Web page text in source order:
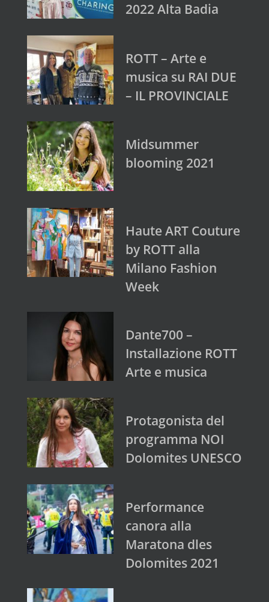
2022 Alta Badia
ROTT – Arte e
musica su RAI DUE
– IL PROVINCIALE
Midsummer
blooming 2021
Haute ART Couture
by ROTT alla
Milano Fashion
Week
Dante700 –
Installazione ROTT
Arte e musica
Protagonista del
programma NOI
Dolomites UNESCO
Performance
canora alla
Maratona dles
Dolomites 2021